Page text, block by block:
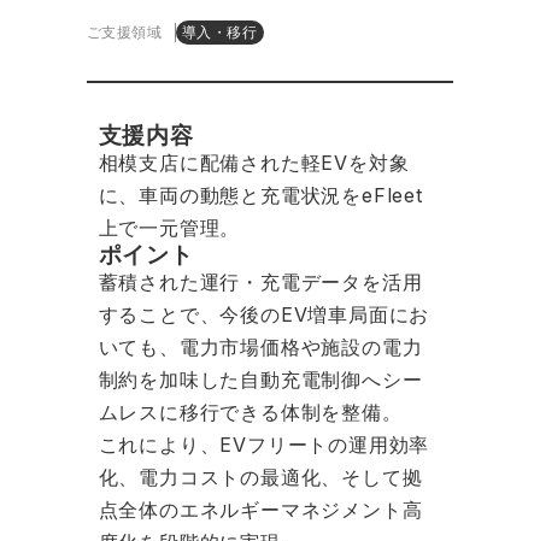
ご支援領域 導入・移行
支援内容
相模支店に配備された軽EVを対象
に、車両の動態と充電状況をeFleet
上で一元管理。
ポイント
蓄積された運行・充電データを活用
することで、今後のEV増車局面にお
いても、電力市場価格や施設の電力
制約を加味した自動充電制御へシー
ムレスに移行できる体制を整備。
これにより、EVフリートの運用効率
化、電力コストの最適化、そして拠
点全体のエネルギーマネジメント高